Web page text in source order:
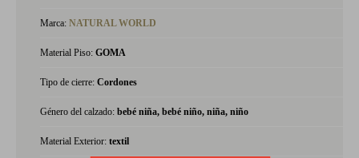
Marca: NATURAL WORLD
Material Piso: GOMA
Tipo de cierre: Cordones
Género del calzado: bebé niña, bebé niño, niña, niño
Material Exterior: textil